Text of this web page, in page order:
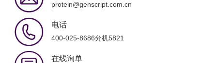
protein@genscript.com.cn
电话
400-025-8686分机5821
在线询单